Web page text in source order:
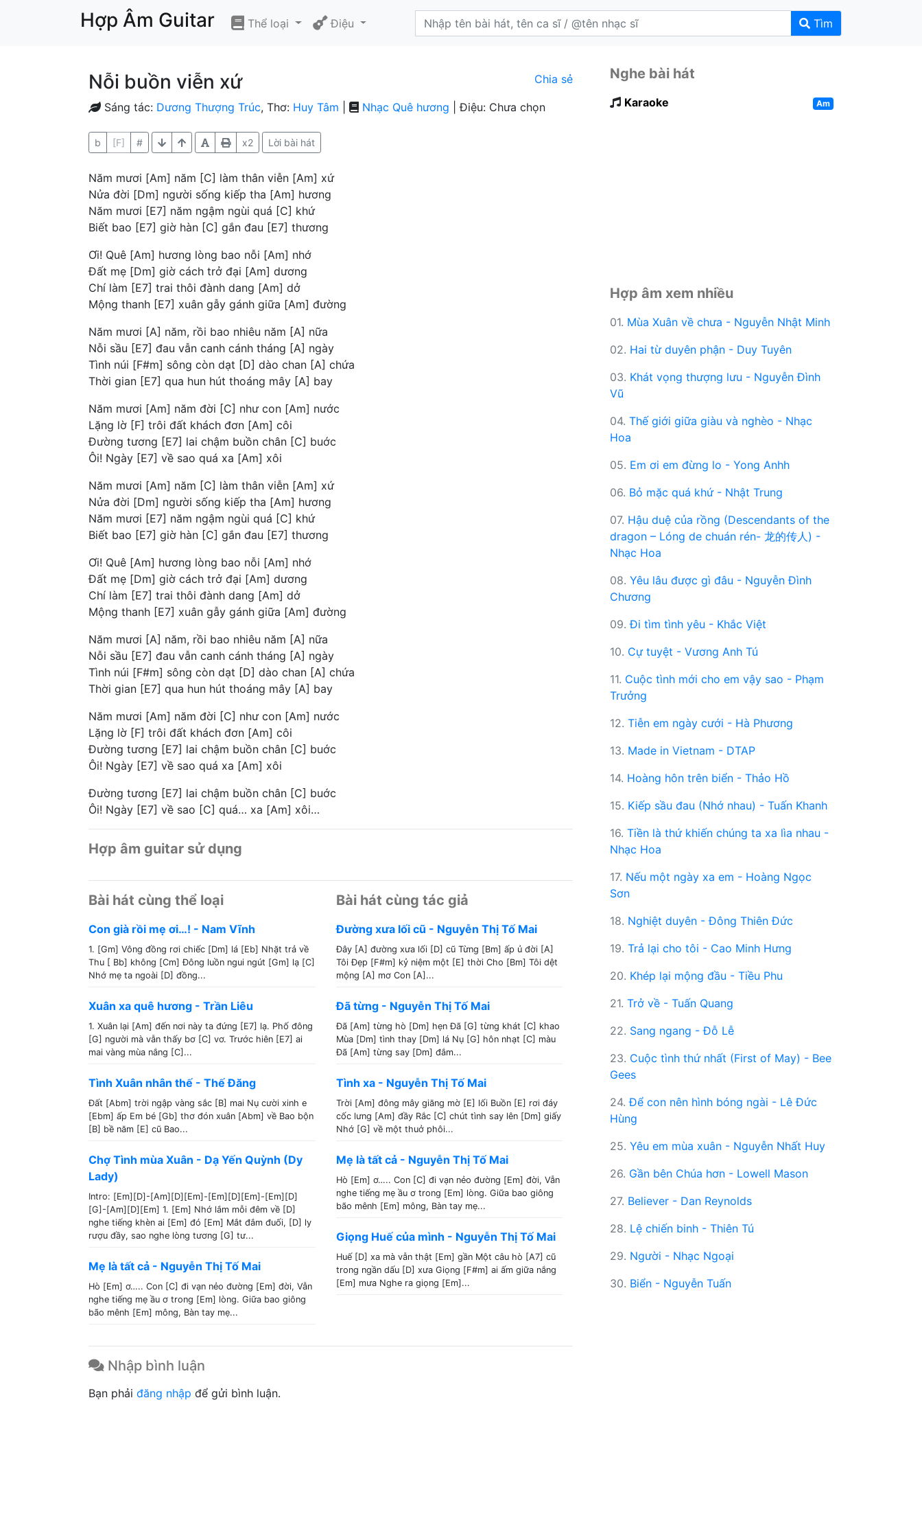
Hợp Âm Guitar Thể loại Điệu Tìm
Nỗi buồn viễn xứ Chia sẻ
Sáng tác: Dương Thượng Trúc, Thơ: Huy Tâm Nhạc Quê hương | Điệu: Chưa chọn
b [F] # x2 Lời bài hát
Năm mươi [Am] năm [C] làm thân viễn [Am] xứ
Nửa đời [Dm] người sống kiếp tha [Am] hương
Năm mươi [E7] năm ngậm ngùi quá [C] khứ
Biết bao [E7] giờ hàn [C] gắn đau [E7] thương
Ơi! Quê [Am] hương lòng bao nỗi [Am] nhớ
Đất mẹ [Dm] giờ cách trở đại [Am] dương
Chí làm [E7] trai thôi đành dang [Am] dở
Mộng thanh [E7] xuân gẫy gánh giữa [Am] đường
Năm mươi [A] năm, rồi bao nhiêu năm [A] nữa
Nỗi sầu [E7] đau vẫn canh cánh tháng [A] ngày
Tình núi [F#m] sông còn dạt [D] dào chan [A] chứa
Thời gian [E7] qua hun hút thoáng mây [A] bay
Năm mươi [Am] năm đời [C] như con [Am] nước
Lặng lờ [F] trôi đất khách đơn [Am] côi
Đường tương [E7] lai chậm buồn chân [C] buớc
Ôi! Ngày [E7] về sao quá xa [Am] xôi
Năm mươi [Am] năm [C] làm thân viễn [Am] xứ
Nửa đời [Dm] người sống kiếp tha [Am] hương
Năm mươi [E7] năm ngậm ngùi quá [C] khứ
Biết bao [E7] giờ hàn [C] gắn đau [E7] thương
Ơi! Quê [Am] hương lòng bao nỗi [Am] nhớ
Đất mẹ [Dm] giờ cách trở đại [Am] dương
Chí làm [E7] trai thôi đành dang [Am] dở
Mộng thanh [E7] xuân gẫy gánh giữa [Am] đường
Năm mươi [A] năm, rồi bao nhiêu năm [A] nữa
Nỗi sầu [E7] đau vẫn canh cánh tháng [A] ngày
Tình núi [F#m] sông còn dạt [D] dào chan [A] chứa
Thời gian [E7] qua hun hút thoáng mây [A] bay
Năm mươi [Am] năm đời [C] như con [Am] nước
Lặng lờ [F] trôi đất khách đơn [Am] côi
Đường tương [E7] lai chậm buồn chân [C] buớc
Ôi! Ngày [E7] về sao quá xa [Am] xôi
Đường tương [E7] lai chậm buồn chân [C] buớc
Ôi! Ngày [E7] về sao [C] quá… xa [Am] xôi…
Hợp âm guitar sử dụng
Bài hát cùng thể loại
Con già rồi mẹ ơi…! - Nam Vĩnh
1. [Gm] Vông đồng rơi chiếc [Dm] lá [Eb] Nhặt trả về
Thu [ Bb] không [Cm] Đông luồn ngui ngút [Gm] lạ [C]
Nhớ mẹ ta ngoài [D] đồng...
Xuân xa quê hương - Trần Liêu
1. Xuân lại [Am] đến nơi này ta đứng [E7] lạ. Phố đông
[G] người mà vẫn thấy bơ [C] vơ. Trước hiên [E7] ai
mai vàng mùa nắng [C]...
Tình Xuân nhân thế - Thế Đăng
Đất [Abm] trời ngập vàng sắc [B] mai Nụ cười xinh e
[Ebm] ấp Em bé [Gb] thơ đón xuân [Abm] về Bao bộn
[B] bề năm [E] cũ Bao...
Chợ Tình mùa Xuân - Dạ Yến Quỳnh (Dy
Lady)
Intro: [Em][D]-[Am][D][Em]-[Em][D][Em]-[Em][D]
[G]-[Am][D][Em] 1. [Em] Nhớ lắm mỗi đêm về [D]
nghe tiếng khèn ai [Em] đó [Em] Mắt đắm đuối, [D] ly
rượu đầy, sao nghe lòng tương [G] tư...
Mẹ là tất cả - Nguyễn Thị Tố Mai
Hò [Em] ơ….. Con [C] đi vạn nẻo đường [Em] đời, Vẫn
nghe tiếng mẹ ầu ơ trong [Em] lòng. Giữa bao giông
bão mênh [Em] mông, Bàn tay mẹ...
Bài hát cùng tác giả
Đường xưa lối cũ - Nguyễn Thị Tố Mai
Đây [A] đường xưa lối [D] cũ Từng [Bm] ấp ủ đời [A]
Tôi Đẹp [F#m] kỷ niệm một [E] thời Cho [Bm] Tôi dệt
mộng [A] mơ Con [A]...
Đã từng - Nguyễn Thị Tố Mai
Đã [Am] từng hò [Dm] hẹn Đã [G] từng khát [C] khao
Mùa [Dm] tình thay [Dm] lá Nụ [G] hôn nhạt [C] màu
Đã [Am] từng say [Dm] đắm...
Tình xa - Nguyễn Thị Tố Mai
Trời [Am] đông mây giăng mờ [E] lối Buồn [E] rơi đáy
cốc lưng [Am] đầy Rắc [C] chút tình say lên [Dm] giấy
Nhớ [G] về một thuở phôi...
Mẹ là tất cả - Nguyễn Thị Tố Mai
Hò [Em] ơ….. Con [C] đi vạn nẻo đường [Em] đời, Vẫn
nghe tiếng mẹ ầu ơ trong [Em] lòng. Giữa bao giông
bão mênh [Em] mông, Bàn tay mẹ...
Giọng Huế của mình - Nguyễn Thị Tố Mai
Huế [D] xa mà vẫn thật [Em] gần Một câu hò [A7] cũ
trong ngần dấu [D] xưa Giọng [F#m] ai ấm giữa nắng
[Em] mưa Nghe ra giọng [Em]...
Nhập bình luận
Bạn phải đăng nhập để gửi bình luận.
Nghe bài hát
Karaoke Am
Hợp âm xem nhiều
01. Mùa Xuân về chưa - Nguyễn Nhật Minh
02. Hai từ duyên phận - Duy Tuyên
03. Khát vọng thượng lưu - Nguyễn Đình
Vũ
04. Thế giới giữa giàu và nghèo - Nhạc
Hoa
05. Em ơi em đừng lo - Yong Anhh
06. Bỏ mặc quá khứ - Nhật Trung
07. Hậu duệ của rồng (Descendants of the
dragon – Lóng de chuán rén- 龙的传人) -
Nhạc Hoa
08. Yêu lâu được gì đâu - Nguyễn Đình
Chương
09.Đi tìm tình yêu - Khắc Việt
10. Cự tuyệt - Vương Anh Tú
11. Cuộc tình mới cho em vậy sao - Phạm
Trưởng
12. Tiễn em ngày cưới - Hà Phương
13. Made in Vietnam - DTAP
14. Hoàng hôn trên biển - Thảo Hồ
15. Kiếp sầu đau (Nhớ nhau) - Tuấn Khanh
16. Tiền là thứ khiến chúng ta xa lìa nhau -
Nhạc Hoa
17. Nếu một ngày xa em - Hoàng Ngọc
Sơn
18. Nghiệt duyên - Đông Thiên Đức
19. Trả lại cho tôi - Cao Minh Hưng
20. Khép lại mộng đầu - Tiều Phu
21. Trở về - Tuấn Quang
22. Sang ngang - Đỗ Lễ
23. Cuộc tình thứ nhất (First of May) - Bee
Gees
24.Để con nên hình bóng ngài - Lê Đức
Hùng
25. Yêu em mùa xuân - Nguyễn Nhất Huy
26. Gần bên Chúa hơn - Lowell Mason
27. Believer - Dan Reynolds
28. Lệ chiến binh - Thiên Tú
29. Người - Nhạc Ngoại
30. Biển - Nguyễn Tuấn